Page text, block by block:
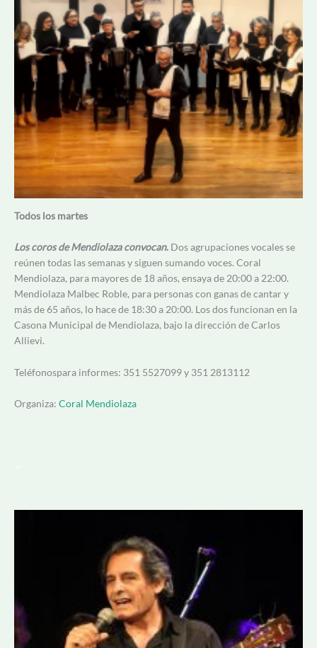
Todos los martes
Los coros de Mendiolaza convocan. Dos agrupaciones vocales se
reúnen todas las semanas y siguen sumando voces. Coral
Mendiolaza, para mayores de 18 años, ensaya de 20:00 a 22:00.
Mendiolaza Malbec Roble, para personas con ganas de cantar y
más de 65 años, lo hace de 18:30 a 20:00. Los dos funcionan en la
Casona Municipal de Mendiolaza, bajo la dirección de Carlos
Allievi.
Teléfonospara informes: 351 5527099 y 351 2813112
Organiza: Coral Mendiolaza